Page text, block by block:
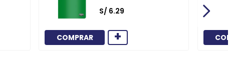
HOJAS
CUADRICULADO
MARCO ROJO VERDE
S/ 6.29
COMPRAR +